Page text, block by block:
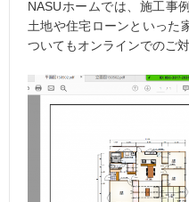
NASUホームでは、施工事
土地や住宅ローンといった
ついてもオンラインでのご